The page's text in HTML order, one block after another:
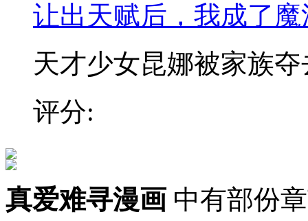
让出天赋后，我成了
天才少女昆娜被家族夺
评分:
真爱难寻漫画 中有部份